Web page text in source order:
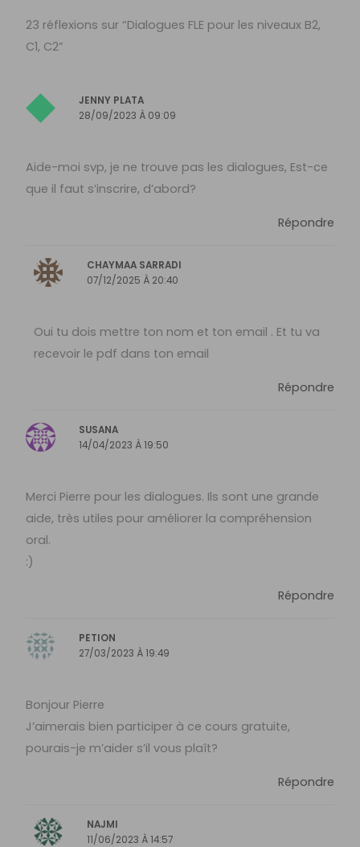
23 réflexions sur “Dialogues FLE pour les niveaux B2,
C1, C2”
JENNY PLATA
28/09/2023 À 09:09
Aide-moi svp, je ne trouve pas les dialogues, Est-ce
que il faut s’inscrire, d’abord?
Répondre
CHAYMAA SARRADI
07/12/2025 À 20:40
Oui tu dois mettre ton nom et ton email . Et tu va
recevoir le pdf dans ton email
Répondre
SUSANA
14/04/2023 À 19:50
Merci Pierre pour les dialogues. Ils sont une grande
aide, très utiles pour améliorer la compréhension
oral.
:)
Répondre
PETION
27/03/2023 À 19:49
Bonjour Pierre
J’aimerais bien participer à ce cours gratuite,
pourais-je m’aider s’il vous plaît?
Répondre
NAJMI
11/06/2023 À 14:57